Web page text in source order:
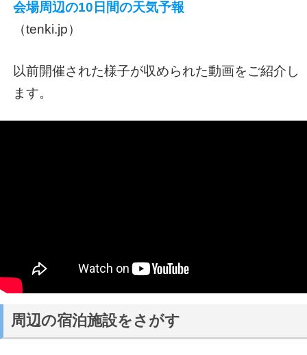
会場周辺の10日間の天気予報
（tenki.jp）
以前開催された様子が収められた動画をご紹介し
ます。
周辺の宿泊施設をさがす